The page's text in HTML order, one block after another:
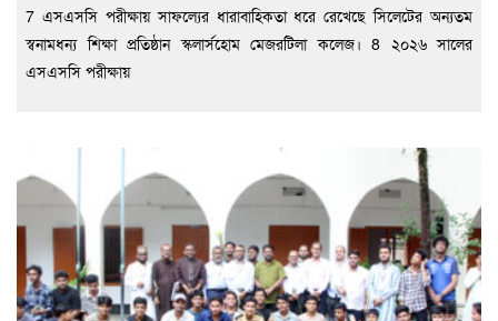
7 এসএসসি পরীক্ষায় সাফল্যের ধারাবাহিকতা ধরে রেখেছে সিলেটের অন্যতম
স্বনামধন্য শিক্ষা প্রতিষ্ঠান স্কলার্সহোম মেজরটিলা কলেজ। 8 ২০২৬ সালের
এসএসসি পরীক্ষায়